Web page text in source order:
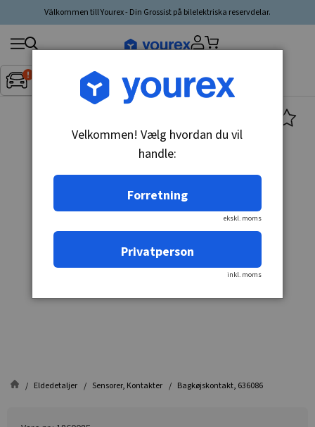
Välkommen till Yourex - Din Grossist på bilelektriska reservdelar.
Inget fordon valt▼
Søg
produkt,
producent,
Eldedetaljer Sensorer, Kontakter Bagkøjskontakt, 636086
Velkommen! Vælg hvordan du vil
handle:
Forretning
ekskl. moms
Privatperson
inkl. moms